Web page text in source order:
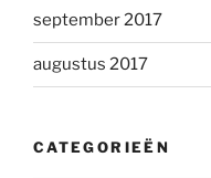
september 2017
augustus 2017
CATEGORIEËN